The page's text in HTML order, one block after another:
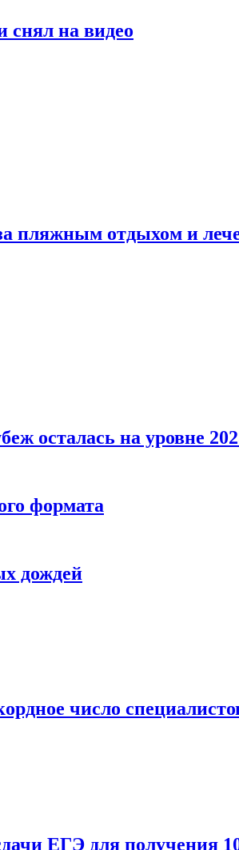
снял на видео
пляжным отдыхом и
осталась на уровне
формата
дождей
число
ЕГЭ для получения